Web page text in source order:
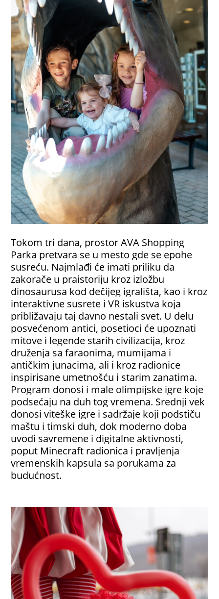
Tokom tri dana, prostor AVA Shopping
Parka pretvara se u mesto gde se epohe
susreću. Najmlađi će imati priliku da
zakorače u praistoriju kroz izložbu
dinosaurusa kod dečijeg igrališta, kao i kroz
interaktivne susrete i VR iskustva koja
približavaju taj davno nestali svet. U delu
posvećenom antici, posetioci će upoznati
mitove i legende starih civilizacija, kroz
druženja sa faraonima, mumijama i
antičkim junacima, ali i kroz radionice
inspirisane umetnošću i starim zanatima.
Program donosi i male olimpijske igre koje
podsećaju na duh tog vremena. Srednji vek
donosi viteške igre i sadržaje koji podstiču
maštu i timski duh, dok moderno doba
uvodi savremene i digitalne aktivnosti,
poput Minecraft radionica i pravljenja
vremenskih kapsula sa porukama za
budućnost.